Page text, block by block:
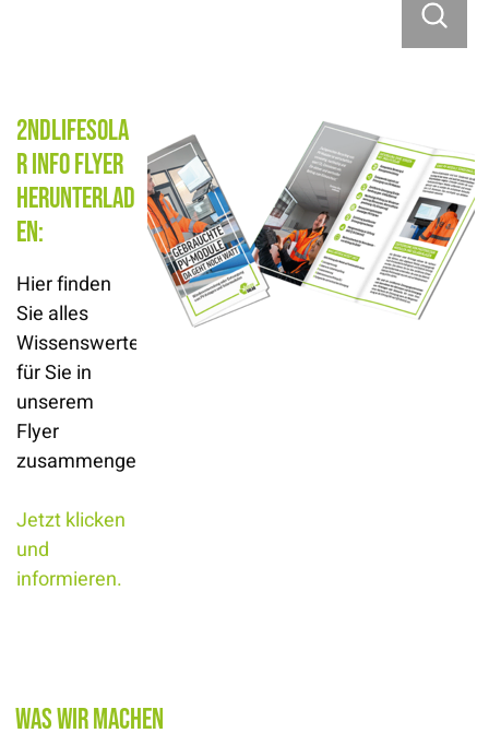
2ndlifesola
r Info Flyer
herunterlad
en:
Hier finden
Sie alles
Wissenswerte
für Sie in
unserem
Flyer
zusammengefasst.
Jetzt klicken
und
informieren.
Was wir machenEntsorgung